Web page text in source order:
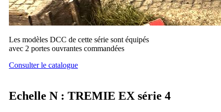
Les modèles DCC de cette série sont équipés
avec 2 portes ouvrantes commandées
Consulter le catalogue
Echelle N : TREMIE EX série 4